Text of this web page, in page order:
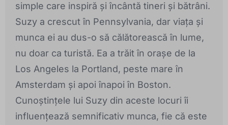
simple care inspiră și încântă tineri și bătrâni.
Suzy a crescut în Pennsylvania, dar viața și
munca ei au dus-o să călătorească în lume,
nu doar ca turistă. Ea a trăit în orașe de la
Los Angeles la Portland, peste mare în
Amsterdam și apoi înapoi în Boston.
Cunoștințele lui Suzy din aceste locuri îi
influențează semnificativ munca, fie că este